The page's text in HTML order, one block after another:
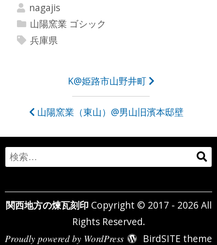
nagajis
山陽窯業 ゴシック
兵庫県
ビ
ゲ
ー
シ
ョ
K@姫路市山野井町
山陽窯業（東山）@男山旧濱本邸壁
Search
for:
関西地方の煉瓦刻印 Copyright © 2017 - 2026 All
Rights Reserved.
Proudly powered by WordPress BirdSITE theme